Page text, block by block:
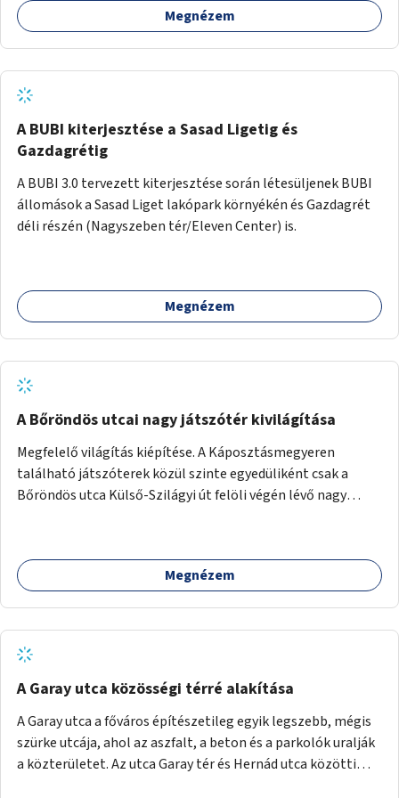
barátságosabbá és zöldebbé lehetne tenni a megállókat.
Megnézem
A BUBI kiterjesztése a Sasad Ligetig és
Gazdagrétig
A BUBI 3.0 tervezett kiterjesztése során létesüljenek BUBI
állomások a Sasad Liget lakópark környékén és Gazdagrét
déli részén (Nagyszeben tér/Eleven Center) is.
Megnézem
A Bőröndös utcai nagy játszótér kivilágítása
Megfelelő világítás kiépítése. A Káposztásmegyeren
található játszóterek közül szinte egyedüliként csak a
Bőröndös utca Külső-Szilágyi út felöli végén lévő nagy
Megnézem
A Garay utca közösségi térré alakítása
A Garay utca a főváros építészetileg egyik legszebb, mégis
szürke utcája, ahol az aszfalt, a beton és a parkolók uralják
a közterületet. Az utca Garay tér és Hernád utca közötti